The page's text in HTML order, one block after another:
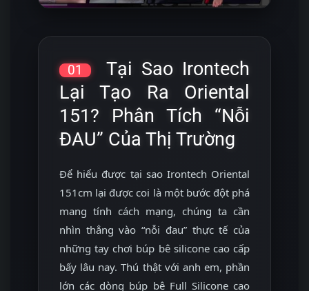
01
Tại Sao Irontech
Lại Tạo Ra Oriental
151? Phân Tích “Nỗi
ĐAU” Của Thị Trường
Để hiểu được tại sao Irontech Oriental
151cm lại được coi là một bước đột phá
mang tính cách mạng, chúng ta cần
nhìn thẳng vào “nỗi đau” thực tế của
những tay chơi búp bê silicone cao cấp
bấy lâu nay. Thú thật với anh em, phần
lớn các dòng búp bê Full Silicone cao